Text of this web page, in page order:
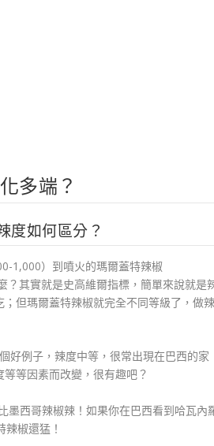
多端？
度如何區分？
1,000）到噴火的瑪爾蓋特辣椒
？其實就是史高維爾指標，簡單來說就是
但瑪爾蓋特辣椒就完全不同等級了，做
好例子，辣度中等，很常出現在巴西的家
等因素而改變，很有趣吧？
墨西哥辣椒辣！如果你在巴西看到哈瓦內
椒還猛！